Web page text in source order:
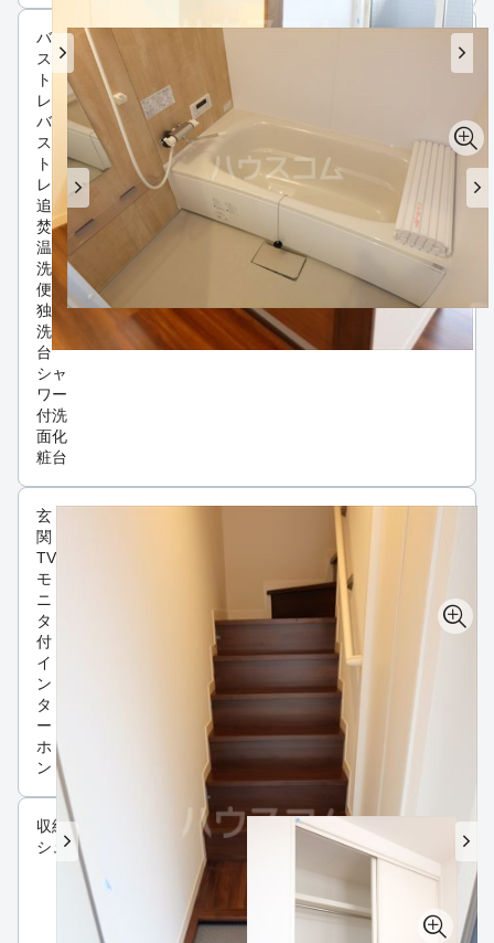
バ
ス・
トイ
レ
バ
ス・
トイ
レ別
追い
焚き
温水
洗浄
便座
独立
洗面
台
シャ
ワー
付洗
面化
粧台
玄
関
TV
モ
ニ
タ
付
イ
ン
タ
ー
ホ
ン
収納
シューズボックス